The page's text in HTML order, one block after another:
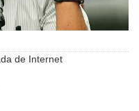
de Internet